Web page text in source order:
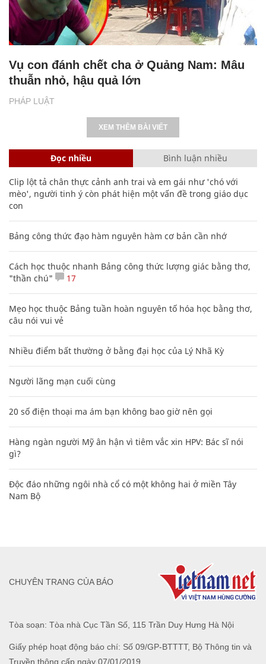
PHÁP LUẬT
Vụ con đánh chết cha ở Quảng Nam: Mâu
thuẫn nhỏ, hậu quả lớn
XEM THÊM BÀI VIẾT
Đọc nhiều Bình luận nhiều
Clip lột tả chân thực cảnh anh trai và em gái như 'chó với
mèo', người tinh ý còn phát hiện một vấn đề trong giáo dục
con
Bảng công thức đạo hàm nguyên hàm cơ bản cần nhớ
Cách học thuộc nhanh Bảng công thức lượng giác bằng thơ,
"thần chú"
17
Mẹo học thuộc Bảng tuần hoàn nguyên tố hóa học bằng thơ,
câu nói vui vẻ
Nhiều điểm bất thường ở bằng đại học của Lý Nhã Kỳ
Người lãng mạn cuối cùng
20 số điện thoại ma ám bạn không bao giờ nên gọi
Hàng ngàn người Mỹ ân hận vì tiêm vắc xin HPV: Bác sĩ nói
gì?
Độc đáo những ngôi nhà cổ có một không hai ở miền Tây
Nam Bộ
Tòa soạn: Tòa nhà Cục Tần Số, 115 Trần Duy Hưng Hà Nội
Giấy phép hoạt động báo chí: Số 09/GP-BTTTT, Bộ Thông tin và
Truyền thông cấp ngày 07/01/2019.
CHUYÊN TRANG CỦA BÁO